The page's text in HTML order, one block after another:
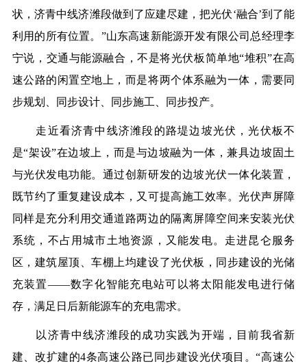
状，济青中线济潍段做到了应建尽建，把光伏‘融合’到了能
利用的所有位置。”山东高速新能源开发有限公司总经理李
宁说，交通与能源融合，不是将光伏板简单地“堆积”在高
速公路的闲置空地上，而是将两个体系融为一体，需要同
步规划、同步设计、同步施工、同步投产。
走近看济青中线济潍段的路堤边坡光伏，光伏板不
是“架设”在边坡上，而是与边坡融为一体，兼具边坡固土
与光伏发电功能。通过创新研发的边坡光伏一体化装置，
既节约了重复建设成本，又可提高施工效率。光伏声屏障
同样是充分利用交通道路两边的隔离屏障空间来安装光伏
系统，不占用城市土地资源，又能发电。走进昆仑服务
区，建筑屋顶、车棚上均建设了光伏板，同步建设的光储
充装置——数字化智能充电站可以将太阳能发电进行储
存，满足日后新能源车的充电需求。
以济青中线济潍段的成功实践为开端，目前我省新
建、改扩建的4条高速公路已同步建设光伏项目。“高速公